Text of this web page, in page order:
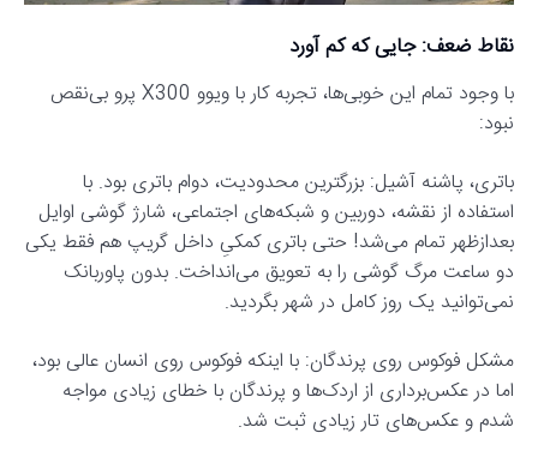
نقاط ضعف: جایی که کم آورد
با وجود تمام این خوبی‌ها، تجربه کار با ویوو X300 پرو بی‌نقص
نبود:
باتری، پاشنه آشیل: بزرگترین محدودیت، دوام باتری بود. با
استفاده از نقشه، دوربین و شبکه‌های اجتماعی، شارژ گوشی اوایل
بعدازظهر تمام می‌شد! حتی باتری کمکیِ داخل گریپ هم فقط یکی
دو ساعت مرگ گوشی را به تعویق می‌انداخت. بدون پاوربانک
نمی‌توانید یک روز کامل در شهر بگردید.
مشکل فوکوس روی پرندگان: با اینکه فوکوس روی انسان عالی بود،
اما در عکس‌برداری از اردک‌ها و پرندگان با خطای زیادی مواجه
شدم و عکس‌های تار زیادی ثبت شد.